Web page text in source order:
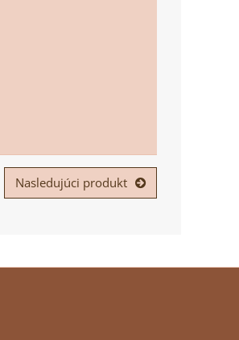
Nasledujúci produkt